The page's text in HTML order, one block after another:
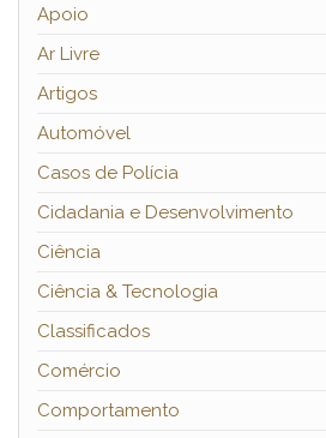
Apoio
Ar Livre
Artigos
Automóvel
Casos de Polícia
Cidadania e Desenvolvimento
Ciência
Ciência & Tecnologia
Classificados
Comércio
Comportamento